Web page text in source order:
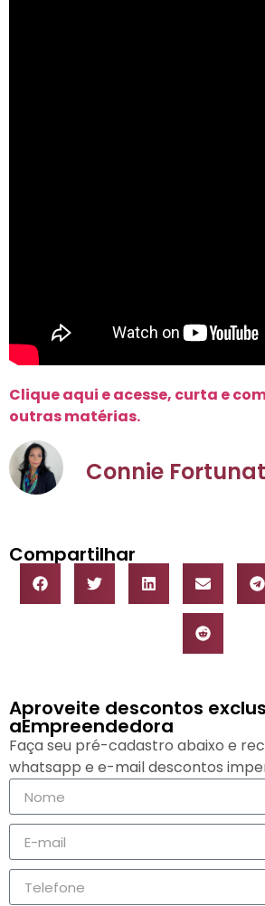
Clique aqui e acesse, curta e
outras matérias.
Connie
Compartilhar
Aproveite descontos
aEmpreendedora
Faça seu pré-cadastro abaixo e
whatsapp e e-mail descontos